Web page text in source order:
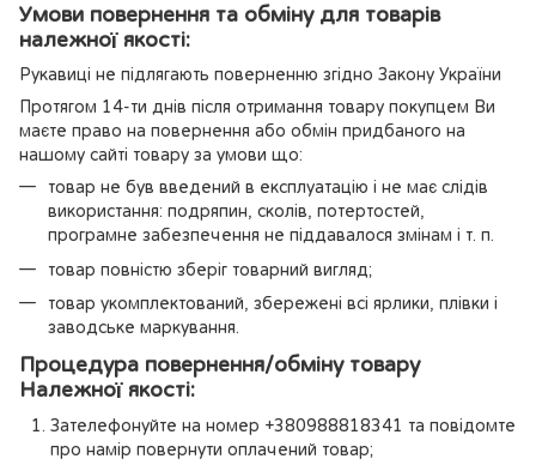
Умови повернення та обміну для товарів
належної якості:
Рукавиці не підлягають поверненню згідно Закону України
Протягом 14-ти днів після отримання товару покупцем Ви
маєте право на повернення або обмін придбаного на
нашому сайті товару за умови що:
товар не був введений в експлуатацію і не має слідів
використання: подряпин, сколів, потертостей,
програмне забезпечення не піддавалося змінам і т. п.
товар повністю зберіг товарний вигляд;
товар укомплектований, збережені всі ярлики, плівки і
заводське маркування.
Процедура повернення/обміну товару
Належної якості:
Зателефонуйте на номер +380988818341 та повідомте
про намір повернути оплачений товар;